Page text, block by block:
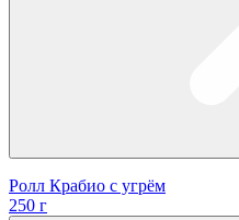
Ролл Крабио с угрём
250 г